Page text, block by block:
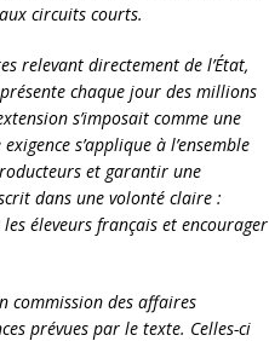
circuits courts.
relevant directement de l’État,
chaque jour des millions
s’imposait comme une
s’applique à l’ensemble
et garantir une
dans une volonté claire :
éleveurs français et encourager
commission des affaires
prévues par le texte. Celles-ci